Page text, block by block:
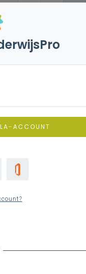
7 (D')
ACCOUNT